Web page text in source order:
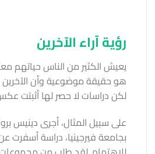
رؤية آراء الآخرين
يعيش الكثير من الناس حياتهم
هو حقيقة موضوعية وأن الآخرين
لكن دراسات لا حصر لها أثبتت
على سبيل المثال، أجرى دينيس
بجامعة فيرجينيا، دراسة أسفرت